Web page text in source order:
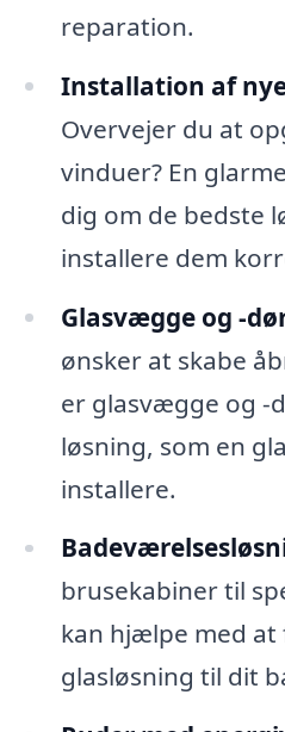
reparation.
Installation af
Overvejer du at
vinduer? En
dig om de bedste
installere dem
Glasvægge og -
ønsker at skabe
er glasvægge og -
løsning, som en
installere.
brusekabiner til
kan hjælpe med
glasløsning til dit